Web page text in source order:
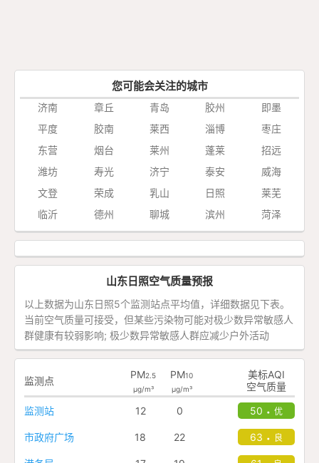
您可能会关注的城市
济南 章丘 青岛 胶州
即墨
平度
胶南 莱西 淄博
枣庄
东营
烟台 莱州 蓬莱
招远
潍坊
寿光 济宁 泰安
威海
文登
荣成 乳山 日照
莱芜
临沂
德州 聊城 滨州 菏泽
山东日照空气质量预报
以上数据为山东日照5个监测站点平均值，详细数据见下表。
当前空气质量可接受，但某些污染物可能对极少数异常敏感人
群健康有较弱影响; 极少数异常敏感人群应减少户外活动
监测点
PM2.5
μg/m³
PM10
μg/m³
美标AQI
空气质量
监测站
市政府广场
12
18
0
22
50 • 优
63 • 良